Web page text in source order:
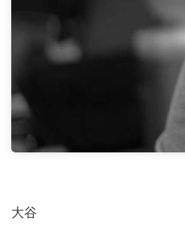
大谷